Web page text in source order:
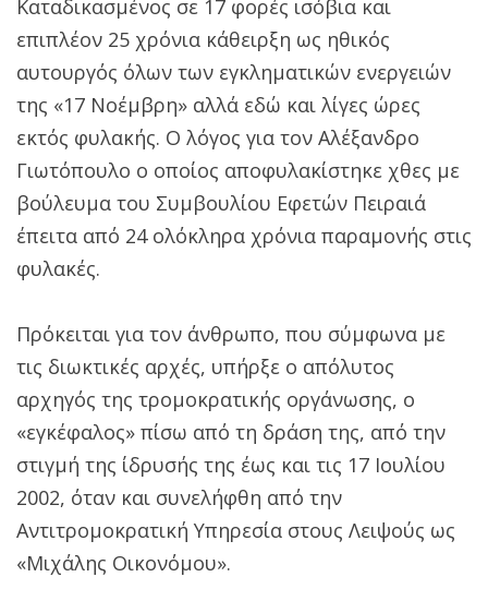
Καταδικασμένος σε 17 φορές ισόβια και
επιπλέον 25 χρόνια κάθειρξη ως ηθικός
αυτουργός όλων των εγκληματικών ενεργειών
της «17 Νοέμβρη» αλλά εδώ και λίγες ώρες
εκτός φυλακής. Ο λόγος για τον Αλέξανδρο
Γιωτόπουλο ο οποίος αποφυλακίστηκε χθες με
βούλευμα του Συμβουλίου Εφετών Πειραιά
έπειτα από 24 ολόκληρα χρόνια παραμονής στις
φυλακές.
Πρόκειται για τον άνθρωπο, που σύμφωνα με
τις διωκτικές αρχές, υπήρξε ο απόλυτος
αρχηγός της τρομοκρατικής οργάνωσης, ο
«εγκέφαλος» πίσω από τη δράση της, από την
στιγμή της ίδρυσής της έως και τις 17 Ιουλίου
2002, όταν και συνελήφθη από την
Αντιτρομοκρατική Υπηρεσία στους Λειψούς ως
«Μιχάλης Οικονόμου».